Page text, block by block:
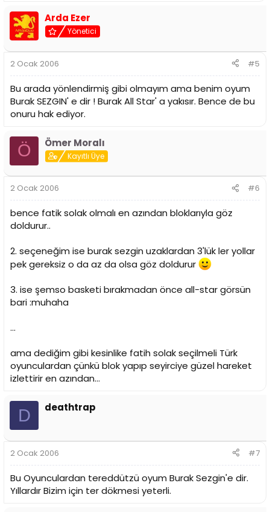
Arda Ezer
Yönetici
2 Ocak 2006 #5
Bu arada yönlendirmiş gibi olmayım ama benim oyum
Burak SEZGIN' e dir ! Burak All Star' a yakısır. Bence de bu
onuru hak ediyor.
Ö Ömer Moralı
Kayıtlı Üye
2 Ocak 2006 #6
bence fatik solak olmalı en azından bloklarıyla göz
doldurur..
2. seçeneğim ise burak sezgin uzaklardan 3'lük ler yollar
pek gereksiz o da az da olsa göz doldurur
3. ise şemso basketi bırakmadan önce all-star görsün
bari :muhaha
...
ama dediğim gibi kesinlike fatih solak seçilmeli Türk
oyunculardan çünkü blok yapıp seyirciye güzel hareket
izlettirir en azından...
D deathtrap
2 Ocak 2006 #7
Bu Oyunculardan tereddützü oyum Burak Sezgin'e dir.
Yıllardır Bizim için ter dökmesi yeterli.